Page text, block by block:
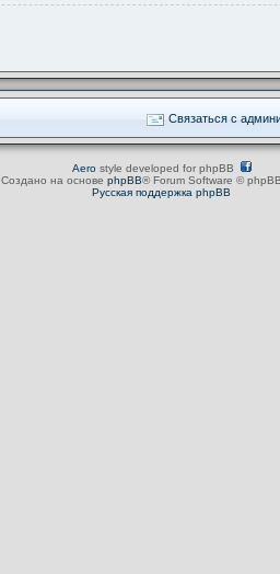
Связаться с
Aerostyle developed for phpBB
Создано на основе phpBB® Forum Software ©
Русская поддержка phpBB